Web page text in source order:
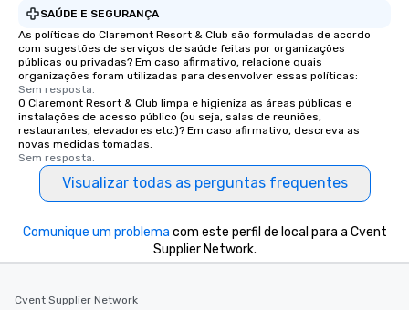
SAÚDE E SEGURANÇA
As políticas do Claremont Resort & Club são formuladas de acordo
com sugestões de serviços de saúde feitas por organizações
públicas ou privadas? Em caso afirmativo, relacione quais
organizações foram utilizadas para desenvolver essas políticas:
Sem resposta.
O Claremont Resort & Club limpa e higieniza as áreas públicas e
instalações de acesso público (ou seja, salas de reuniões,
restaurantes, elevadores etc.)? Em caso afirmativo, descreva as
novas medidas tomadas.
Sem resposta.
Visualizar todas as perguntas frequentes
Comunique um problema com este perfil de local para a Cvent
Supplier Network.
Cvent Supplier Network